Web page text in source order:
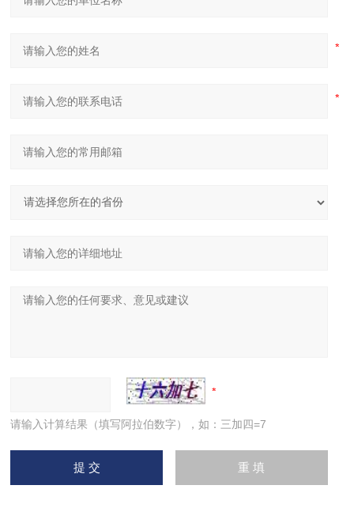
请输入计算结果（填写阿拉伯数字），如：三加四=7